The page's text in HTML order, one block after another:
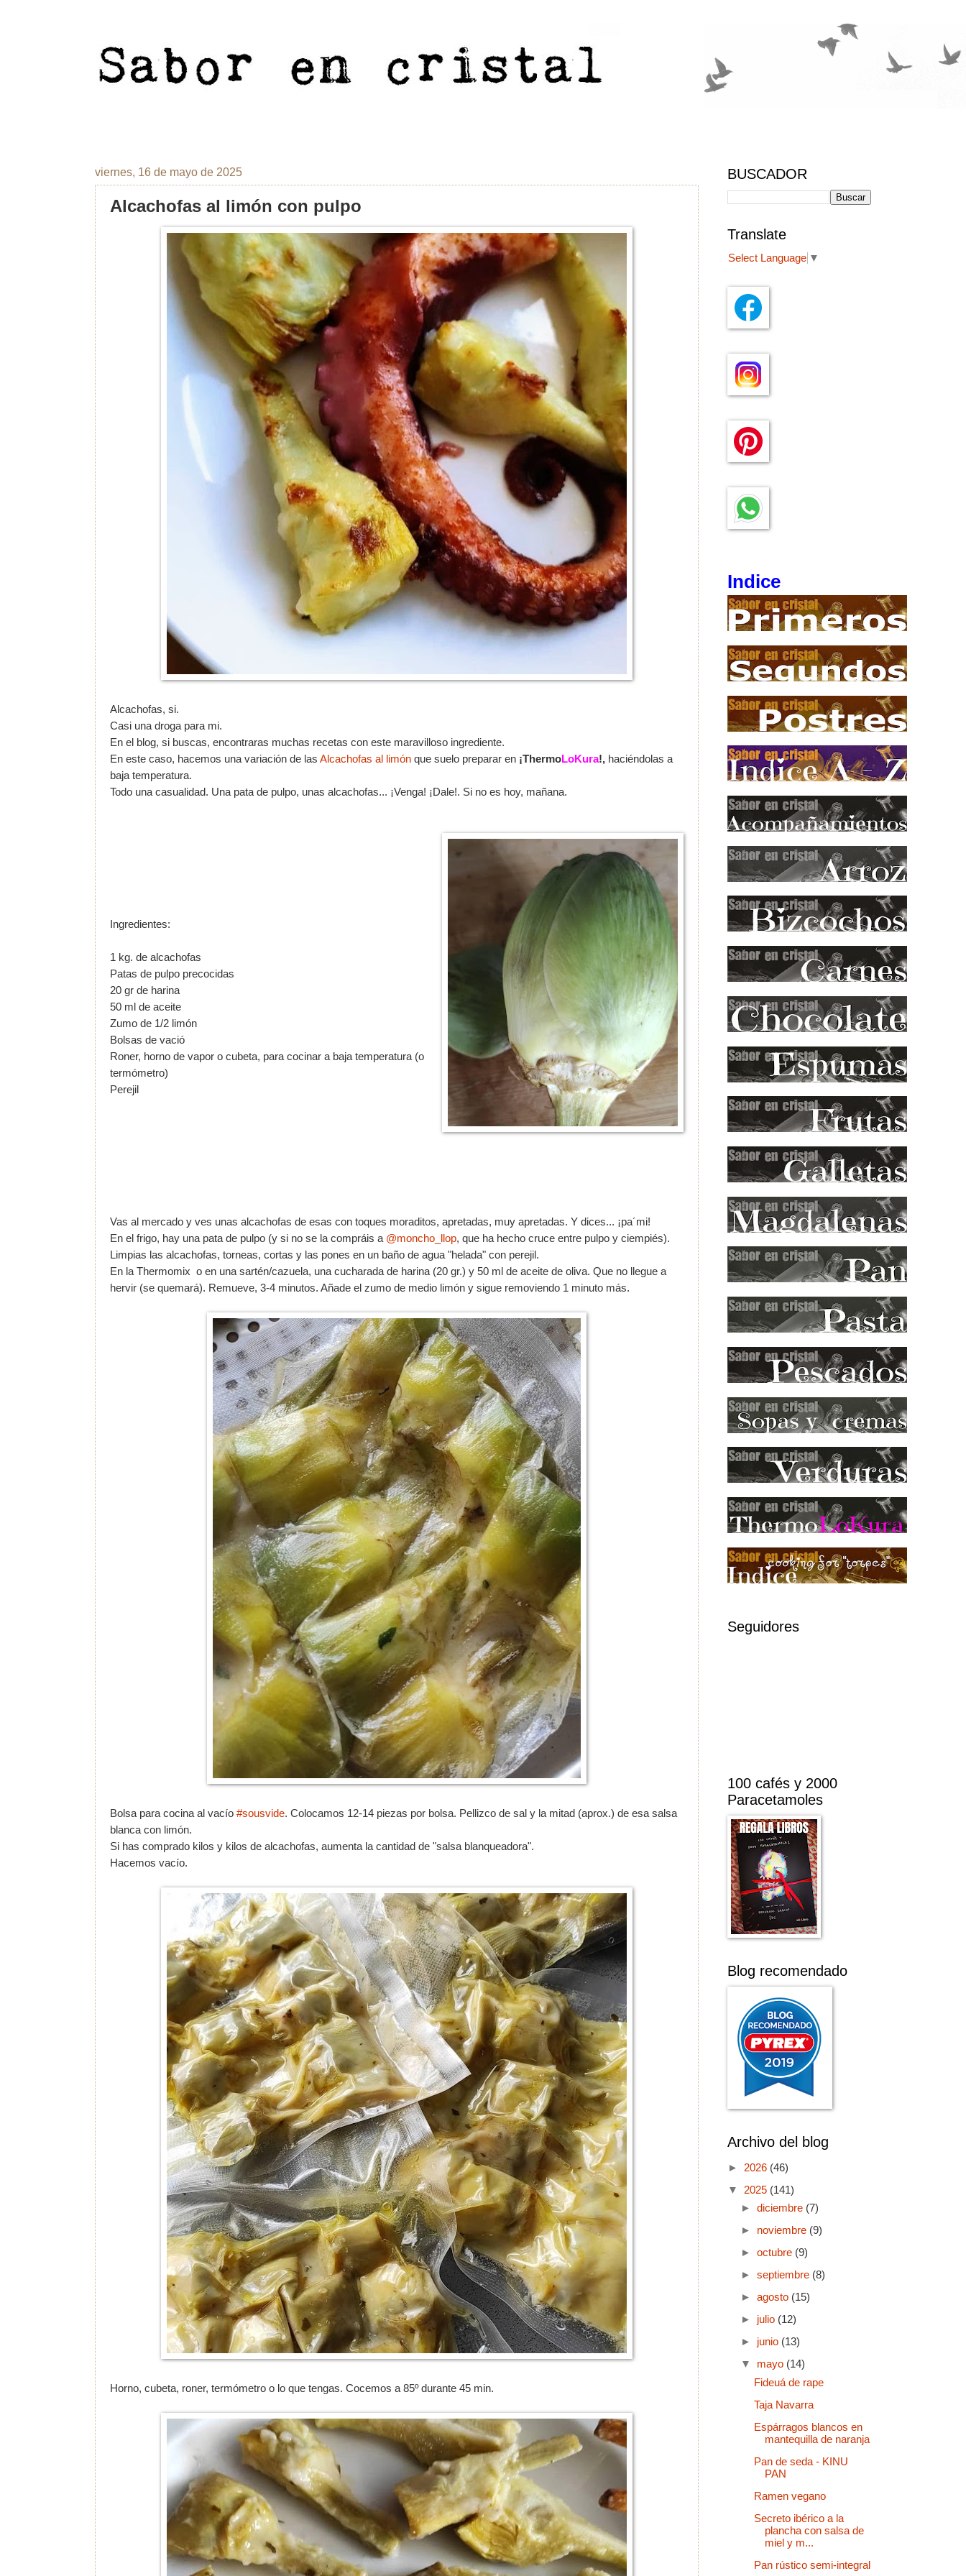
viernes, 16 de mayo de 2025
Alcachofas al limón con pulpo
Alcachofas, si.
Casi una droga para mi.
En el blog, si buscas, encontraras muchas recetas con este maravilloso ingrediente.
En este caso, hacemos una variación de las Alcachofas al limón que suelo preparar en ¡ThermoLoKura!, haciéndolas a
baja temperatura.
Todo una casualidad. Una pata de pulpo, unas alcachofas... ¡Venga! ¡Dale!. Si no es hoy, mañana.
Ingredientes:
1 kg. de alcachofas
Patas de pulpo precocidas
20 gr de harina
50 ml de aceite
Zumo de 1/2 limón
Bolsas de vació
Roner, horno de vapor o cubeta, para cocinar a baja temperatura (o
termómetro)
Perejil
Vas al mercado y ves unas alcachofas de esas con toques moraditos, apretadas, muy apretadas. Y dices... ¡pa´mi!
En el frigo, hay una pata de pulpo (y si no se la compráis a @moncho_llop, que ha hecho cruce entre pulpo y ciempiés).
Limpias las alcachofas, torneas, cortas y las pones en un baño de agua "helada" con perejil.
En la Thermomix o en una sartén/cazuela, una cucharada de harina (20 gr.) y 50 ml de aceite de oliva. Que no llegue a
hervir (se quemará). Remueve, 3-4 minutos. Añade el zumo de medio limón y sigue removiendo 1 minuto más.
Bolsa para cocina al vacío #sousvide. Colocamos 12-14 piezas por bolsa. Pellizco de sal y la mitad (aprox.) de esa salsa
blanca con limón.
Si has comprado kilos y kilos de alcachofas, aumenta la cantidad de "salsa blanqueadora".
Hacemos vacío.
Horno, cubeta, roner, termómetro o lo que tengas. Cocemos a 85º durante 45 min.
BUSCADOR
Translate
Select Language ▼
Indice
Seguidores
100 cafés y 2000
Paracetamoles
Blog recomendado
Archivo del blog
► 2026 (46)
▼ 2025 (141)
► diciembre (7)
► noviembre (9)
► octubre (9)
► septiembre (8)
► agosto (15)
► julio (12)
► junio (13)
▼ mayo (14)
Fideuá de rape
Taja Navarra
Espárragos blancos en
mantequilla de naranja
Pan de seda - KINU
PAN
Ramen vegano
Secreto ibérico a la
plancha con salsa de
miel y m...
Pan rústico semi-integral